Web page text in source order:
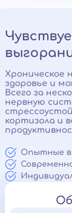
Хроническое
здоровье и
Всего за
нервную
кортизола и
Опытные